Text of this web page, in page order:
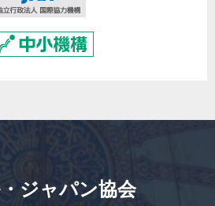
ジャパン協会